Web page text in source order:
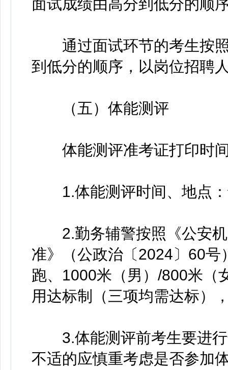
面试成绩由高分到低分的顺
通过面试环节的考生按照
到低分的顺序，以岗位招聘
（五）体能测评
体能测评准考证打印时
1.体能测评时间、地点：
2.勤务辅警按照《公安机
准》（公政治〔2024〕60号
跑、1000米（男）/800米（
用达标制（三项均需达标）
3.体能测评前考生要进行
不适的应慎重考虑是否参加